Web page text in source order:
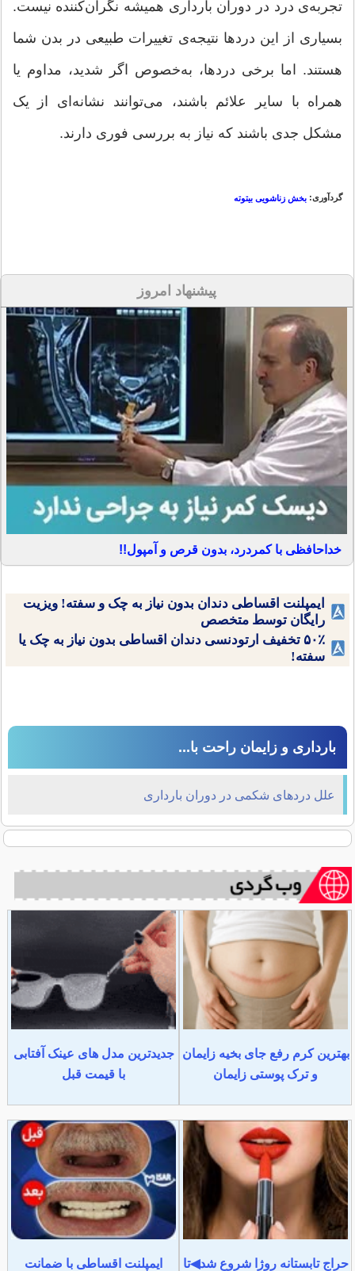
تجربه‌ی درد در دوران بارداری همیشه نگران‌کننده نیست.
بسیاری از این دردها نتیجه‌ی تغییرات طبیعی در بدن شما
هستند. اما برخی دردها، به‌خصوص اگر شدید، مداوم یا
همراه با سایر علائم باشند، می‌توانند نشانه‌ای از یک
مشکل جدی باشند که نیاز به بررسی فوری دارند.
گردآوری: بخش زناشویی بیتوته
پیشنهاد امروز
خداحافظی با کمردرد، بدون قرص و آمپول!!
ایمپلنت اقساطی دندان بدون نیاز به چک و سفته! ویزیت
رایگان توسط متخصص
۵۰٪ تخفیف ارتودنسی دندان اقساطی بدون نیاز به چک یا
سفته!
بارداری و زایمان راحت با...
علل دردهای شکمی در دوران بارداری
بهترین کرم رفع جای بخیه زایمان
و ترک پوستی زایمان
جدیدترین مدل های عینک آفتابی
با قیمت قبل
حراج تابستانه روژا شروع شد◀تا ایمپلنت اقساطی با ضمانت